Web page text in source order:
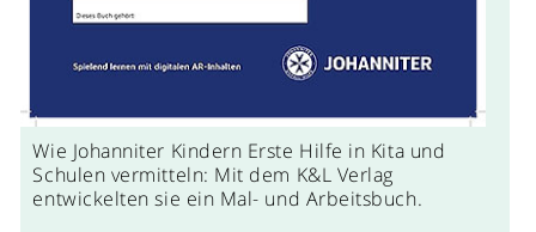
Wie Johanniter Kindern Erste Hilfe in Kita und
Schulen vermitteln: Mit dem K&L Verlag
entwickelten sie ein Mal- und Arbeitsbuch.